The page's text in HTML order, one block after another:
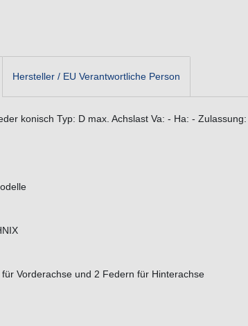
Hersteller / EU Verantwortliche Person
konisch Typ: D max. Achslast Va: - Ha: -
Vorderachse und 2 Federn für Hinterachse